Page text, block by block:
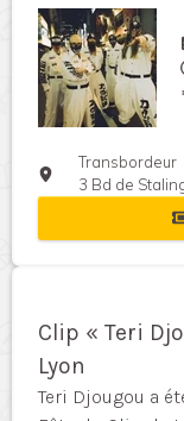
Transbordeur
3 Bd de
Clip « Teri
Lyon
Teri Djougou a